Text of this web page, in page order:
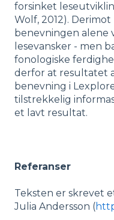
forsinket
Wolf, 2012).
benevningen alene
lesevansker - men
fonologiske
derfor at resultatet
benevning i
tilstrekkelig
et lavt resultat.
Referanser
Teksten er skrevet
Julia Andersson (